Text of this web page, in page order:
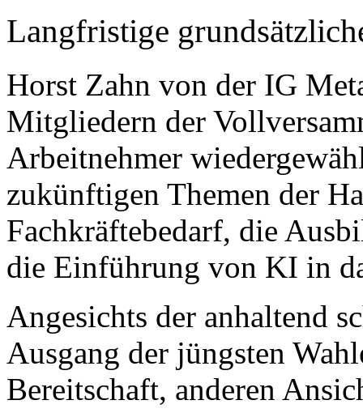
Langfristige
Horst Zahn von der IG
Mitgliedern der
Arbeitnehmer
zukünftigen Themen der
Fachkräftebedarf, die
die Einführung von KI in
Angesichts der anhaltend
Ausgang der jüngsten
Bereitschaft, anderen